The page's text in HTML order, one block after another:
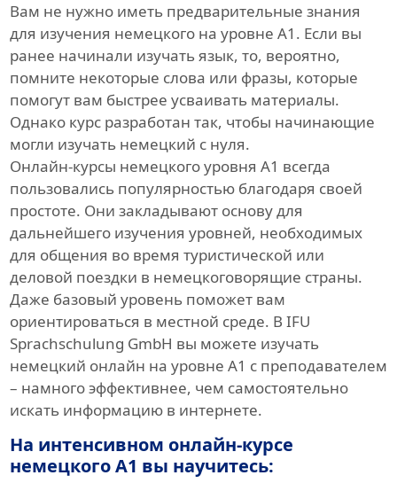
Вам не нужно иметь предварительные знания
для изучения немецкого на уровне A1. Если вы
ранее начинали изучать язык, то, вероятно,
помните некоторые слова или фразы, которые
помогут вам быстрее усваивать материалы.
Однако курс разработан так, чтобы начинающие
могли изучать немецкий с нуля.
Онлайн-курсы немецкого уровня A1 всегда
пользовались популярностью благодаря своей
простоте. Они закладывают основу для
дальнейшего изучения уровней, необходимых
для общения во время туристической или
деловой поездки в немецкоговорящие страны.
Даже базовый уровень поможет вам
ориентироваться в местной среде. В IFU
Sprachschulung GmbH вы можете изучать
немецкий онлайн на уровне A1 с преподавателем
– намного эффективнее, чем самостоятельно
искать информацию в интернете.
На интенсивном онлайн-курсе
немецкого A1 вы научитесь: